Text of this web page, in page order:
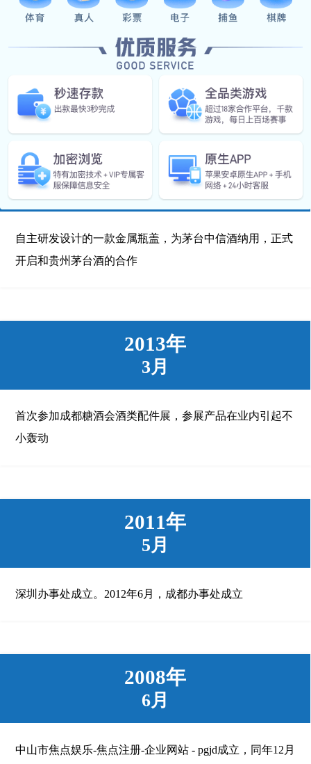
3月
公司首次通过ISO环境管理体系，质量管理体系认证，职
2014年
自主研发设计的一款金属瓶盖，为茅台中信酒纳用，正式
开启和贵州茅台酒的合作
2013年
3月
首次参加成都糖酒会酒类配件展，参展产品在业内引起不
小轰动
2011年
5月
深圳办事处成立。2012年6月，成都办事处成立
2008年
6月
中山市焦点娱乐-焦点注册-企业网站 - pgjd成立，同年12月